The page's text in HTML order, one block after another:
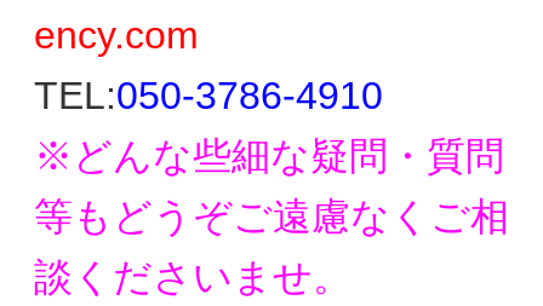
ency.com
TEL:050-3786-4910
※どんな些細な疑問・質問
等もどうぞご遠慮なく ご相
談くださいませ。